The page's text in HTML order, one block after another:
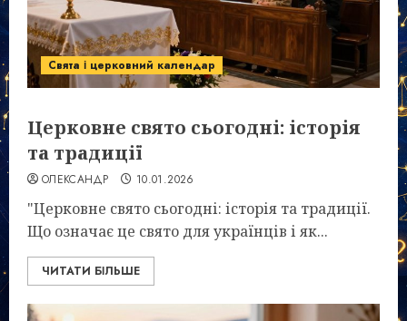
Свята і церковний календар
Церковне свято сьогодні: історія
та традиції
ОЛЕКСАНДР 10.01.2026
"Церковне свято сьогодні: історія та традиції.
Що означає це свято для українців і як...
ЧИТАТИ БІЛЬШЕ